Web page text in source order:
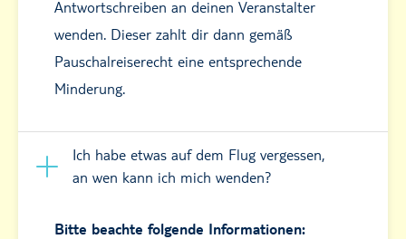
Antwortschreiben an deinen Veranstalter
wenden. Dieser zahlt dir dann gemäß
Pauschalreiserecht eine entsprechende
Minderung.
Ich habe etwas auf dem Flug vergessen,
an wen kann ich mich wenden?
Bitte beachte folgende Informationen: